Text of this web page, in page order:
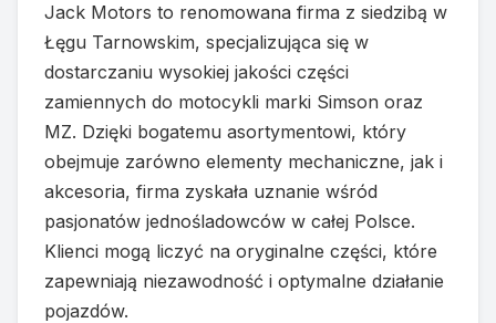
Jack Motors to renomowana firma z siedzibą w
Łęgu Tarnowskim, specjalizująca się w
dostarczaniu wysokiej jakości części
zamiennych do motocykli marki Simson oraz
MZ. Dzięki bogatemu asortymentowi, który
obejmuje zarówno elementy mechaniczne, jak i
akcesoria, firma zyskała uznanie wśród
pasjonatów jednośladowców w całej Polsce.
Klienci mogą liczyć na oryginalne części, które
zapewniają niezawodność i optymalne działanie
pojazdów.